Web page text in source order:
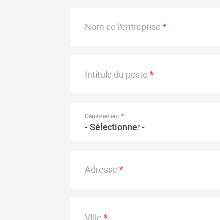
Nom de l'entreprise
Intitulé du poste
Département
- Sélectionner -
Adresse
VIlle